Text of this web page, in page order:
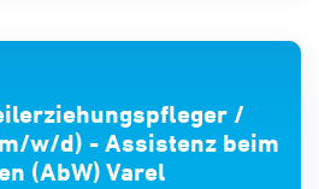
/
w/d) - Assistenz beim
(AbW) Varel